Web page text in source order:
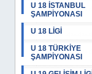
U 18 İSTANBUL
ŞAMPİYONASI
U 18 LİGİ
U 18 TÜRKİYE
ŞAMPİYONASI